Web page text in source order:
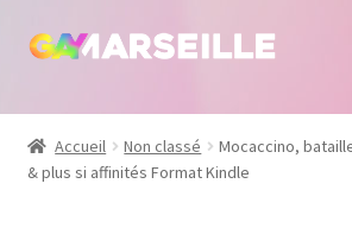
Aller
navigation
Aller
Boutique
Bijoux
Accueil Non classé
Mocaccino,
& plus si affinités Format Kindle